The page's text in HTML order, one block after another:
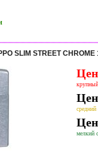
SLIM STREET CHROME
средний
мелкий